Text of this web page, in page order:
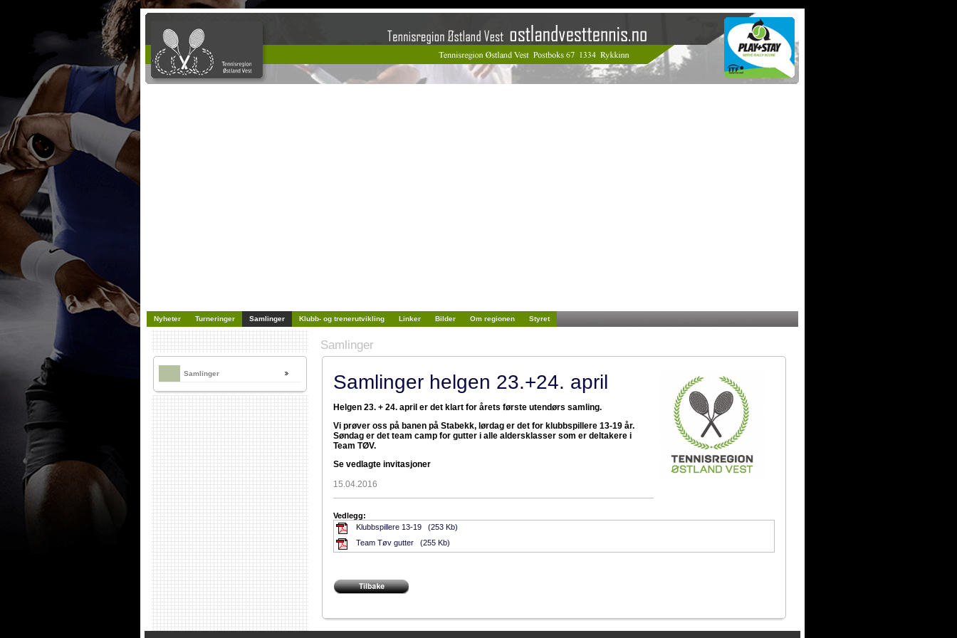
Nyheter Turneringer Samlinger Klubb- og trenerutvikling Linker Bilder Om regionen Styret
Samlinger
Samlinger
Samlinger helgen 23.+24. april
Helgen 23. + 24. april er det klart for årets første utendørs samling.
Vi prøver oss på banen på Stabekk, lørdag er det for klubbspillere 13-19 år.
Søndag er det team camp for gutter i alle aldersklasser som er deltakere i
Team TØV.
Se vedlagte invitasjoner
15.04.2016
Vedlegg:
Klubbspillere 13-19 (253 Kb)
Team Tøv gutter (255 Kb)